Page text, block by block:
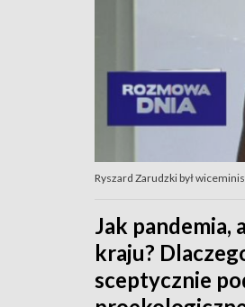
Ryszard Zarudzki był
Jak pandemia,
kraju?
sceptycznie